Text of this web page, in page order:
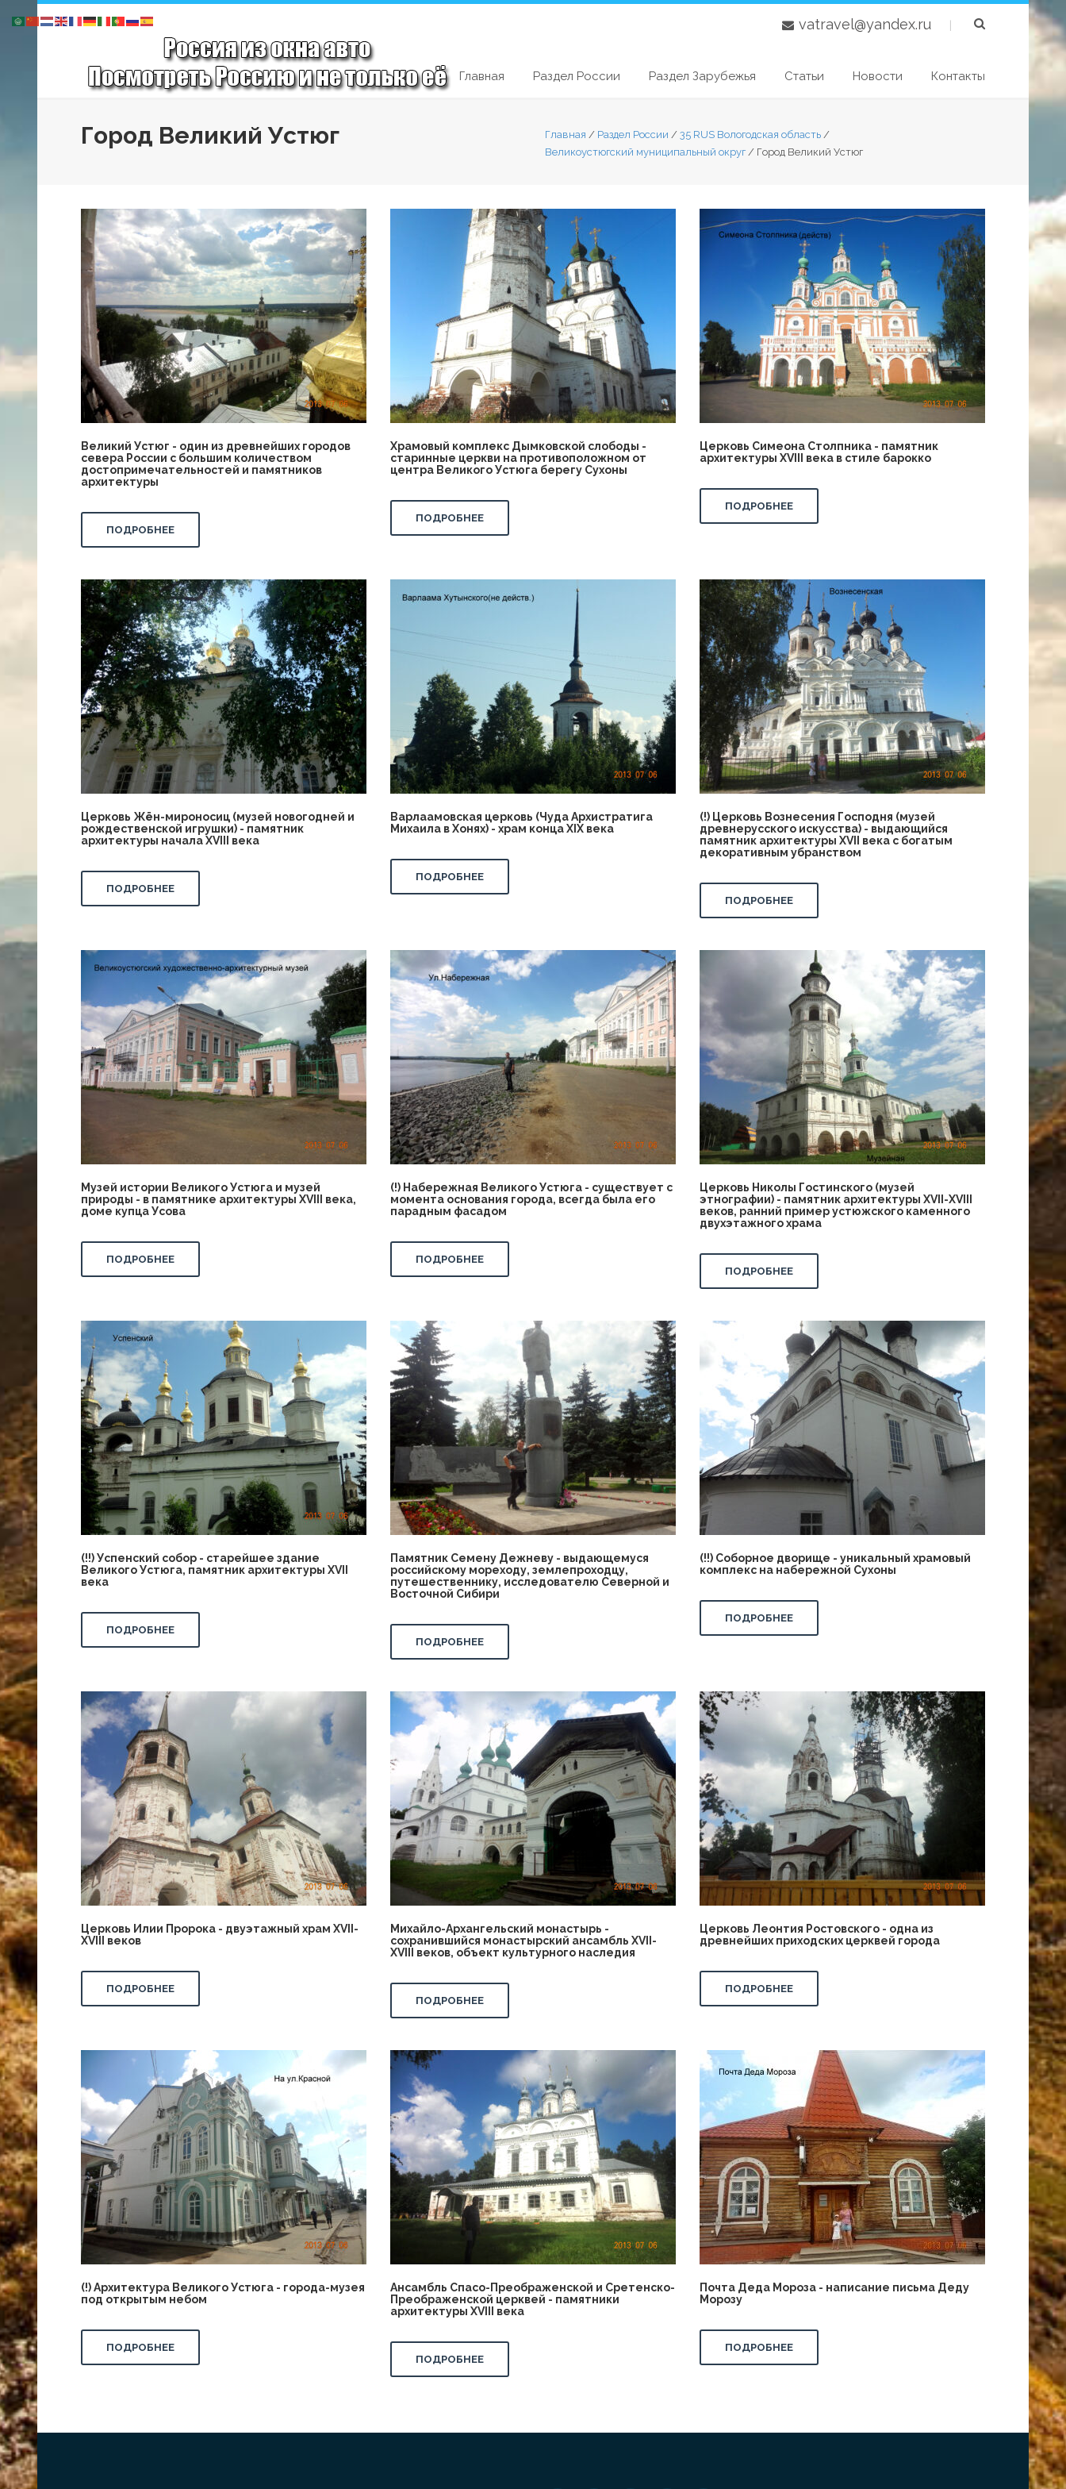
vatravel@yandex.ru |
Главная Раздел России Раздел Зарубежья Статьи Новости Контакты
Город Великий Устюг Главная / Раздел России / 35 RUS Вологодская область /
Великоустюгский муниципальный округ / Город Великий Устюг
Великий Устюг - один из древнейших городов
севера России с большим количеством
достопримечательностей и памятников
архитектуры
ПОДРОБНЕЕ
Храмовый комплекс Дымковской слободы -
старинные церкви на противоположном от
центра Великого Устюга берегу Сухоны
ПОДРОБНЕЕ
Церковь Симеона Столпника - памятник
архитектуры XVIII века в стиле барокко
ПОДРОБНЕЕ
Церковь Жён-мироносиц (музей новогодней и
рождественской игрушки) - памятник
архитектуры начала XVIII века
ПОДРОБНЕЕ
Варлаамовская церковь (Чуда Архистратига
Михаила в Хонях) - храм конца XIX века
ПОДРОБНЕЕ
(!) Церковь Вознесения Господня (музей
древнерусского искусства) - выдающийся
памятник архитектуры XVII века с богатым
декоративным убранством
ПОДРОБНЕЕ
Музей истории Великого Устюга и музей
природы - в памятнике архитектуры XVIII века,
доме купца Усова
ПОДРОБНЕЕ
(!) Набережная Великого Устюга - существует с
момента основания города, всегда была его
парадным фасадом
ПОДРОБНЕЕ
Церковь Николы Гостинского (музей
этнографии) - памятник архитектуры ХVII-ХVIII
веков, ранний пример устюжского каменного
двухэтажного храма
ПОДРОБНЕЕ
(!!) Успенский собор - старейшее здание
Великого Устюга, памятник архитектуры XVII
века
ПОДРОБНЕЕ
Памятник Семену Дежневу - выдающемуся
российскому мореходу, землепроходцу,
путешественнику, исследователю Северной и
Восточной Сибири
ПОДРОБНЕЕ
(!!) Соборное дворище - уникальный храмовый
комплекс на набережной Сухоны
ПОДРОБНЕЕ
Церковь Илии Пророка - двуэтажный храм XVII-
XVIII веков
ПОДРОБНЕЕ
Михайло-Архангельский монастырь -
сохранившийся монастырский ансамбль XVII-
XVIII веков, объект культурного наследия
ПОДРОБНЕЕ
Церковь Леонтия Ростовского - одна из
древнейших приходских церквей города
ПОДРОБНЕЕ
(!) Архитектура Великого Устюга - города-музея
под открытым небом
ПОДРОБНЕЕ
Ансамбль Спасо-Преображенской и Сретенско-
Преображенской церквей - памятники
архитектуры XVIII века
ПОДРОБНЕЕ
Почта Деда Мороза - написание письма Деду
Морозу
ПОДРОБНЕЕ